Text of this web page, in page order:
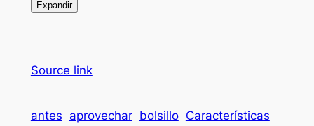
Expandir
Source link
antes aprovechar bolsillo Características